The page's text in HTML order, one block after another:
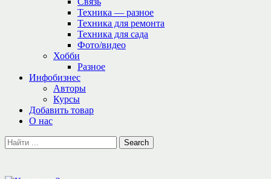
Техника — разное
Техника для ремонта
Техника для сада
Фото/видео
Хобби
Разное
Инфобизнес
Авторы
Курсы
Добавить товар
О нас